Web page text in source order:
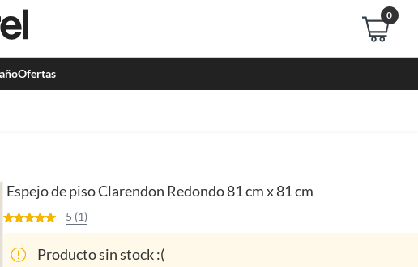
0
Ofertas
Espejo de piso Clarendon Redondo 81 cm x 81 cm
5 (1)
Producto sin stock :(